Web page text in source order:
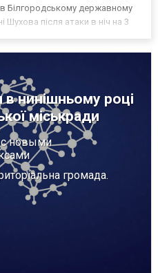
Білгородському державному
Шухова після атаки в ніч на 3
в нинішньому році
міськради
с новыми
громада.